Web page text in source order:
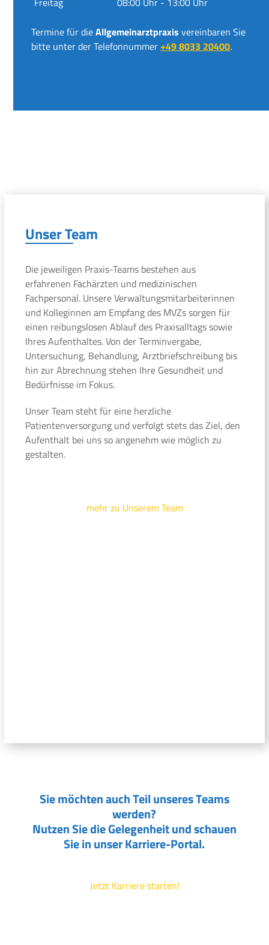
Termine für dieAllgemeinarztpraxis vereinbaren Sie
bitte unter der Telefonnummer+49 8033 20400.
Unser Team
Die jeweiligen Praxis-Teams bestehen aus
erfahrenen Fachärzten und medizinischen
Fachpersonal. Unsere Verwaltungsmitarbeiterinnen
und Kolleginnen am Empfang des MVZs sorgen für
einen reibungslosen Ablauf des Praxisalltags sowie
Ihres Aufenthaltes. Von der Terminvergabe,
Untersuchung, Behandlung, Arztbriefschreibung bis
hin zur Abrechnung stehen Ihre Gesundheit und
Bedürfnisse im Fokus.
Unser Team steht für eine herzliche
Patientenversorgung und verfolgt stets das Ziel, den
Aufenthalt bei uns so angenehm wie möglich zu
gestalten.
mehr zu Unserem Team
Sie möchten auch Teil unseres Teams
werden?
Nutzen Sie die Gelegenheit und schauen
Sie in unser Karriere-Portal.
Jetzt Karriere starten!